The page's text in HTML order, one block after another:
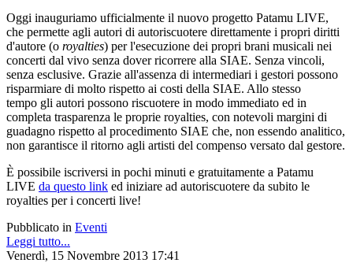
Oggi inauguriamo ufficialmente il nuovo progetto Patamu LIVE,
che permette agli autori di autoriscuotere direttamente i propri diritti
d'autore (o royalties) per l'esecuzione dei propri brani musicali nei
concerti dal vivo senza dover ricorrere alla SIAE. Senza vincoli,
senza esclusive. Grazie all'assenza di intermediari i gestori possono
risparmiare di molto rispetto ai costi della SIAE. Allo stesso
tempo gli autori possono riscuotere in modo immediato ed in
completa trasparenza le proprie royalties, con notevoli margini di
guadagno rispetto al procedimento SIAE che, non essendo analitico,
non garantisce il ritorno agli artisti del compenso versato dal gestore.
È possibile iscriversi in pochi minuti e gratuitamente a Patamu
LIVE da questo link ed iniziare ad autoriscuotere da subito le
royalties per i concerti live!
Pubblicato in Eventi
Leggi tutto...
Venerdì, 15 Novembre 2013 17:41